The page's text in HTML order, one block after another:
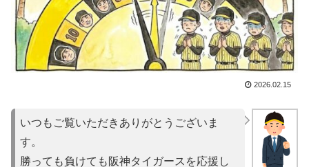
2026.02.15
いつもご覧いただきありがとうございま
す。
勝っても負けても阪神タイガースを応援し